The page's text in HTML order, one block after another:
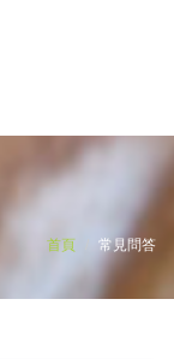
首頁 常見問答